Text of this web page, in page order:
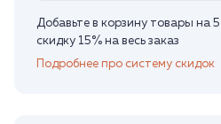
Добавьте в корзину товары на
скидку 15% на весь заказ
Подробнее про систему скидок